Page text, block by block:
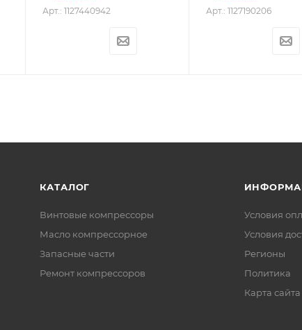
Арт.: 1127440942
Арт.: 1127190206
КАТАЛОГ
Винтовые компрессоры
Масло компрессорное
Запасные части
Ремонт компрессоров
Условия
Условия
Регионы
Политика
Карта сайта